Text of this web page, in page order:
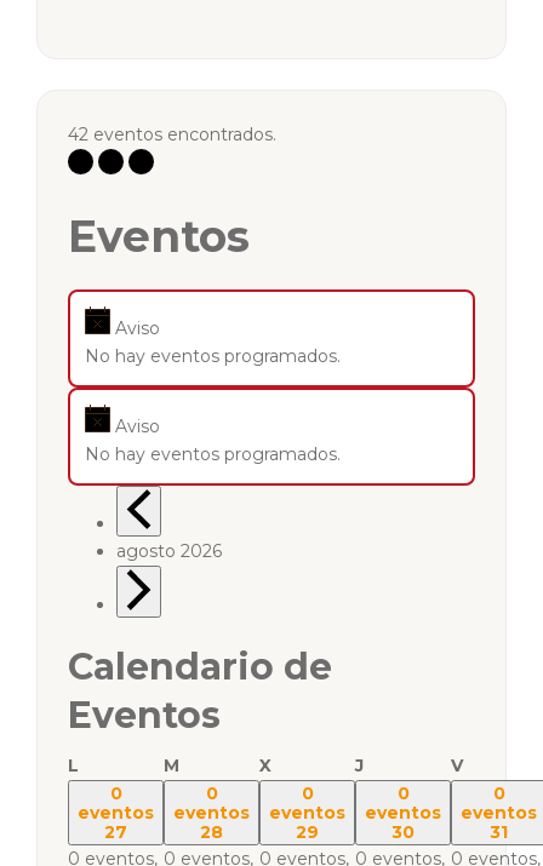
42 eventos encontrados.
Eventos
Aviso
No hay eventos programados.
Aviso
No hay eventos programados.
agosto 2026
Calendario de
Eventos
L M X J
V
0
eventos
27
0 eventos,
0
eventos
28
0 eventos,
0
eventos
29
0 eventos,
0
eventos
30
0 eventos,
0
eventos
31
0 eventos,